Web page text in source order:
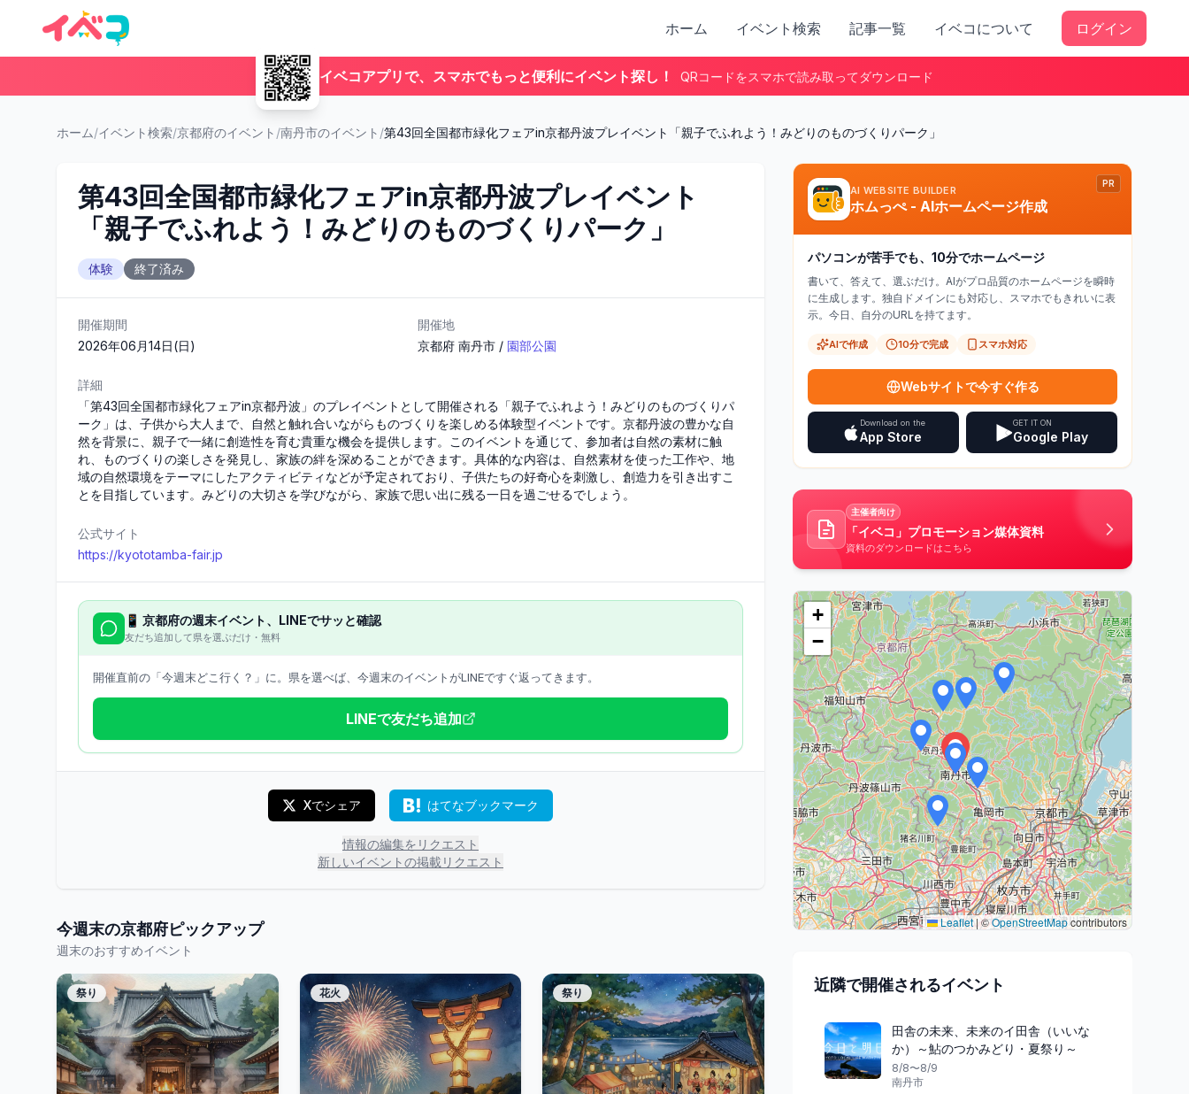
ホーム イベント検索 記事一覧 イベコについて ログイン
イベコアプリで、スマホでもっと便利にイベント探し！ QRコードをスマホで読み取ってダウンロード
ホーム/イベント検索/京都府のイベント /南丹市のイベント /第43回全国都市緑化フェアin京都丹波プレイベント「親子でふれよう！みどりのものづくりパーク」
第43回全国都市緑化フェアin京都丹波プレイベント
「親子でふれよう！みどりのものづくりパーク」
体験 終了済み
開催期間
2026年06月14日(日)
開催地
京都府 南丹市 / 園部公園
詳細
「第43回全国都市緑化フェアin京都丹波」のプレイベントとして開催される「親子でふれよう！みどりのものづくりパ
ーク」は、子供から大人まで、自然と触れ合いながらものづくりを楽しめる体験型イベントです。京都丹波の豊かな自
然を背景に、親子で一緒に創造性を育む貴重な機会を提供します。このイベントを通じて、参加者は自然の素材に触
れ、ものづくりの楽しさを発見し、家族の絆を深めることができます。具体的な内容は、自然素材を使った工作や、地
域の自然環境をテーマにしたアクティビティなどが予定されており、子供たちの好奇心を刺激し、創造力を引き出すこ
とを目指しています。みどりの大切さを学びながら、家族で思い出に残る一日を過ごせるでしょう。
公式サイト
https://kyototamba-fair.jp
📱 京都府の週末イベント、LINEでサッと確認
友だち追加して県を選ぶだけ・無料
開催直前の「今週末どこ行く？」に。県を選べば、今週末のイベントがLINEですぐ返ってきます。
LINEで友だち追加
Xでシェア はてなブックマーク
情報の編集をリクエスト
新しいイベントの掲載リクエスト
今週末の京都府ピックアップ
週末のおすすめイベント
祭り 花火 祭り
PR
AI WEBSITE BUILDER
ホムっぺ - AIホームページ作成
パソコンが苦手でも、10分でホームページ
書いて、答えて、選ぶだけ。AIがプロ品質のホームページを瞬時
に生成します。独自ドメインにも対応し、スマホでもきれいに表
示。今日、自分のURLを持てます。
AIで作成 10分で完成 スマホ対応
Webサイトで今すぐ作る
Download on the
App Store
GET IT ON
Google Play
主催者向け
「イベコ」プロモーション媒体資料
資料のダウンロードはこちら
+
−
Leaflet |©OpenStreetMapcontributors
近隣で開催されるイベント
田舎の未来、未来のイ田舎（いいな
か）～鮎のつかみどり・夏祭り～
8/8〜8/9
南丹市